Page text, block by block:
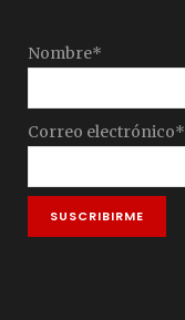
Nombre*
Correo electrónico*